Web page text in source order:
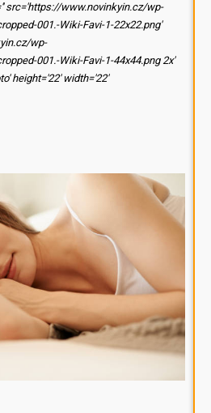
src='https://www.novinkyin.cz/wp-
001.-Wiki-Favi-1-22x22.png'
wp-
001.-Wiki-Favi-1-44x44.png 2x'
height='22' width='22'